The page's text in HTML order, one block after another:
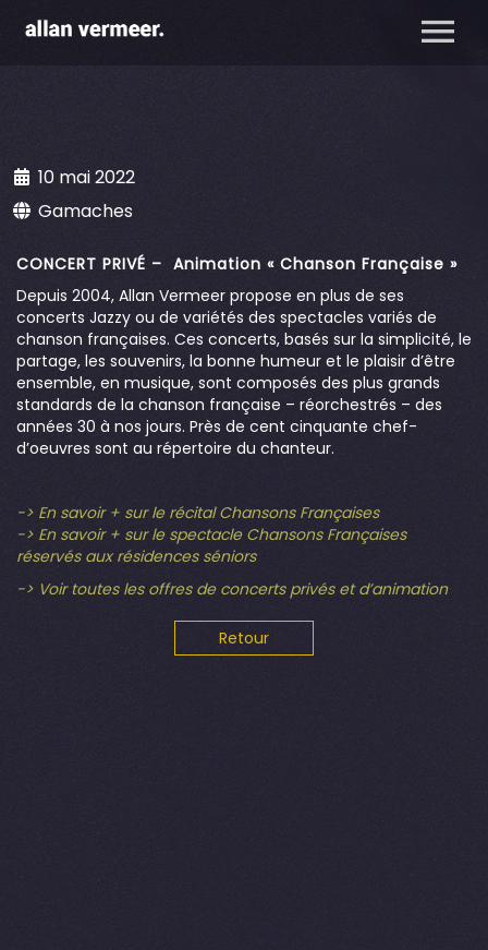
10 mai 2022
Gamaches
CONCERT PRIVÉ – Animation « Chanson Française »
Depuis 2004, Allan Vermeer propose en plus de ses
concerts Jazzy ou de variétés des spectacles variés de
chanson françaises. Ces concerts, basés sur la simplicité, le
partage, les souvenirs, la bonne humeur et le plaisir d’être
ensemble, en musique, sont composés des plus grands
standards de la chanson française – réorchestrés – des
années 30 à nos jours. Près de cent cinquante chef-
d’oeuvres sont au répertoire du chanteur.
-> En savoir + sur le récital Chansons Françaises
-> En savoir + sur le spectacle Chansons Françaises
réservés aux résidences séniors
-> Voir toutes les offres de concerts privés et d’animation
Retour